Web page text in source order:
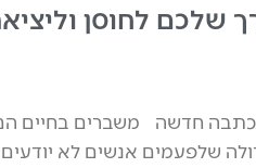
שלכם לחוסן
בכתבה חדשה משברים בחיים
שלפעמים אנשים לא יודעים